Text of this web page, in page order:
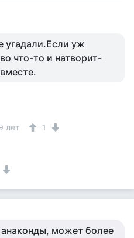
угадали.Если уж
что-то и натворит-
лет 1
анаконды, может более